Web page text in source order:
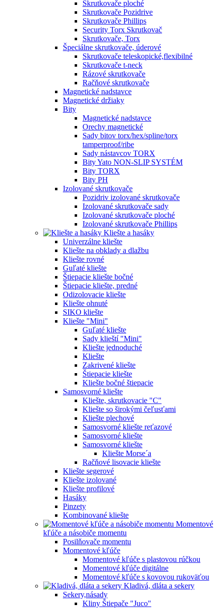
Skrutkovače ploché
Skrutkovače Pozidrive
Skrutkovače Phillips
Security Torx Skrutkovač
Skrutkovače, Torx
Špeciálne skrutkovače, úderové
Skrutkovače teleskopické,flexibilné
Skrutkovače t-neck
Rázové skrutkovače
Račňové skrutkovače
Magnetické nadstavce
Magnetické držiaky
Bity
Magnetické nadstavce
Orechy magnetické
Sady bitov torx/hex/spline/torx
tamperproof/ribe
Sady nástavcov TORX
Bity Yato NON-SLIP SYSTÉM
Bity TORX
Bity PH
Izolované skrutkovače
Pozidriv izolované skrutkovače
Izolované skrutkovače sady
Izolované skrutkovače ploché
Izolované skrutkovače Phillips
Kliešte a hasáky
Univerzálne kliešte
Kliešte na obklady a dlažbu
Kliešte rovné
Guľaté kliešte
Štiepacie kliešte bočné
Štiepacie kliešte, predné
Odizolovacie kliešte
Kliešte ohnuté
SIKO kliešte
Kliešte "Mini"
Guľaté kliešte
Sady klieští "Mini"
Kliešte jednoduché
Kliešte
Zakrivené kliešte
Štiepacie kliešte
Kliešte bočné štiepacie
Samosvorné kliešte
Kliešte, skrutkovacie "C"
Kliešte so širokými čeľusťami
Kliešte plechové
Samosvorné kliešte reťazové
Samosvorné kliešte
Samosvorné kliešte
Kliešte Morse´a
Račňové lisovacie kliešte
Kliešte segerové
Kliešte izolované
Kliešte profilové
Hasáky
Pinzety
Kombinované kliešte
Momentové
kľúče a násobiče momentu
Posilňovače momentu
Momentové kľúče
Momentové kľúče s plastovou rúčkou
Momentové kľúče digitálne
Momentové kľúče s kovovou rukoväťou
Kladivá, dláta a sekery
Sekery,násady
Kliny Štiepače "Juco"